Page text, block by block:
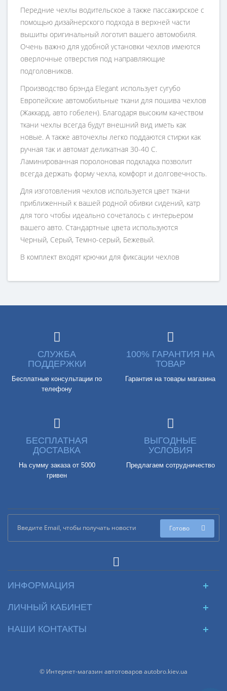
Передние чехлы водительское а также пассажирское с
помощью дизайнерского подхода в верхней части
вышиты оригинальный логотип вашего автомобиля.
Очень важно для удобной установки чехлов имеются
оверлочные отверстия под направляющие
подголовников.
Производство брэнда Elegant использует сугубо
Европейские автомобильные ткани для пошива чехлов
(Жаккард, авто гобелен). Благодаря высоким качеством
ткани чехлы всегда будут внешний вид иметь как
новые. А также авточехлы легко поддаются стирки как
ручная так и автомат деликатная 30-40 С.
Ламинированная поролоновая подкладка позволит
всегда держать форму чехла, комфорт и долговечность.
Для изготовления чехлов используется цвет ткани
приближенный к вашей родной обивки сидений, катр
для того чтобы идеально сочеталось с интерьером
вашего авто. Стандартные цвета используются
Черный, Серый, Темно-серый, Бежевый.
В комплект входят крючки для фиксации чехлов
СЛУЖБА
ПОДДЕРЖКИ
Бесплатные консультации по
телефону
100% ГАРАНТИЯ НА
ТОВАР
Гарантия на товары магазина
БЕСПЛАТНАЯ
ДОСТАВКА
На сумму заказа от 5000
гривен
ВЫГОДНЫЕ
УСЛОВИЯ
Предлагаем сотрудничество
Готово
ИНФОРМАЦИЯ
ЛИЧНЫЙ КАБИНЕТ
НАШИ КОНТАКТЫ
© Интернет-магазин автотоваров autobro.kiev.ua